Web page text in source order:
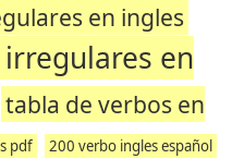
en ingles
en
tabla de verbos en
pdf 200 verbo ingles español